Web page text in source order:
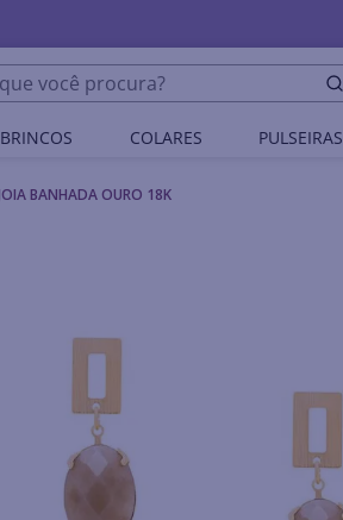
você procura?
BRINCOS COLARES PULSEIRAS
BANHADA OURO 18K